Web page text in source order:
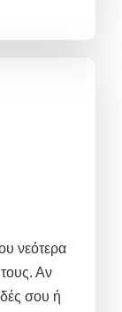
νεότερα
Αν
σου ή